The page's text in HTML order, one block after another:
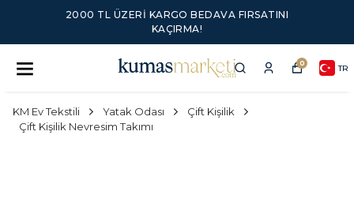
2000 TL ÜZERI KARGO BEDAVA FIRSATINI
KAÇIRMA!
0 TR
KM Ev Tekstili Yatak Odası
Çift Kişilik
Çift Kişilik Nevresim Takımı